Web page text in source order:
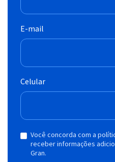
E-mail
Celular
Você concorda com a
receber informações
Gran.